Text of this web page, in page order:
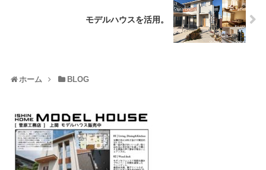
モデルハウスを活用。
ホーム BLOG